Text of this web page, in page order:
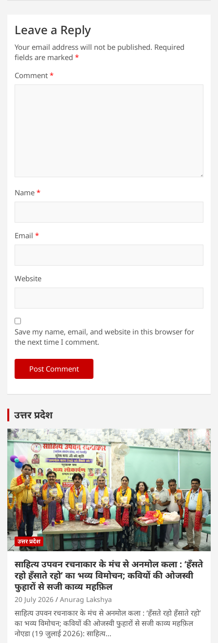
Leave a Reply
Your email address will not be published. Required
fields are marked *
Comment *
Name *
Email *
Website
Save my name, email, and website in this browser for
the next time I comment.
उत्तर प्रदेश
उत्तर प्रदेश
साहित्य उपवन रचनाकार के मंच से अनमोल कला : ‘हॅंसते
रहो हॅंसाते रहो’ का भव्य विमोचन; कवियों की ओजस्वी
फुहारों से सजी काव्य महफ़िल
20 July 2026 Anurag Lakshya
साहित्य उपवन रचनाकार के मंच से अनमोल कला : ‘हॅंसते रहो हॅंसाते रहो’
का भव्य विमोचन; कवियों की ओजस्वी फुहारों से सजी काव्य महफ़िल
नोएडा (19 जुलाई 2026): साहित्य…